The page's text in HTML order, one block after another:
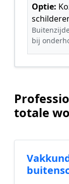
Optie:
bij
totale